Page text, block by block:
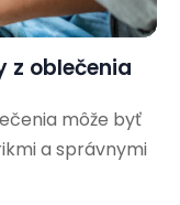
z oblečenia
môže byť
a správnymi